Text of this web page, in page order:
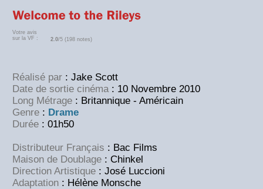
Votre avis
sur la VF :
2.0/5 (198 notes)
Réalisé par : Jake Scott
Date de sortie cinéma : 10 Novembre 2010
Long Métrage : Britannique - Américain
Genre : Drame
Durée : 01h50
Distributeur Français : Bac Films
Maison de Doublage : Chinkel
Direction Artistique : José Luccioni
Adaptation : Hélène Monsche